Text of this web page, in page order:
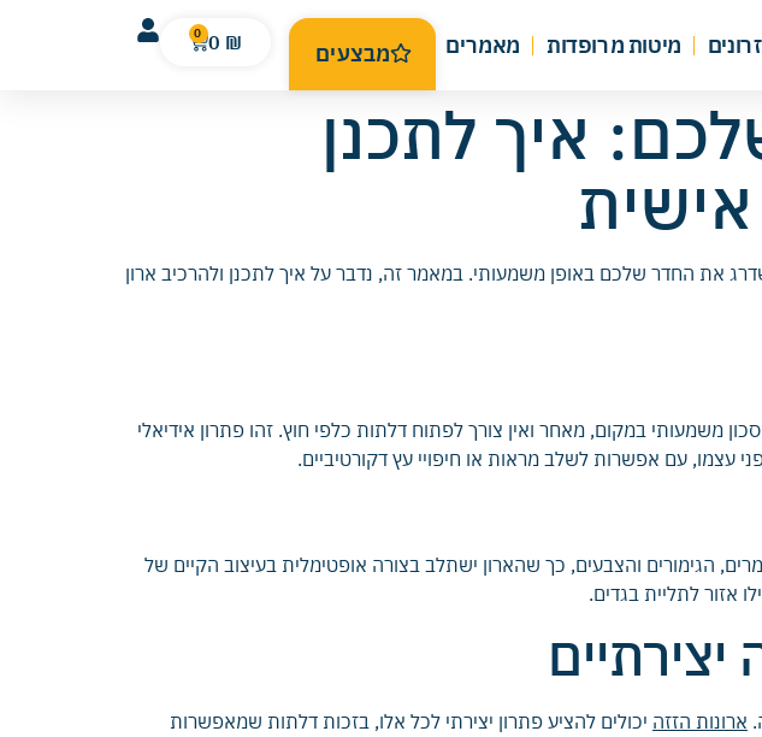
מיטות מרופדות מאמרים מבצעים 0 ₪
0
איך לתכנן
את החדר שלכם באופן משמעותי. במאמר זה, נדבר על איך לתכנן ולהרכיב ארון
משמעותי במקום, מאחר ואין צורך לפתוח דלתות כלפי חוץ. זהו פתרון אידיאלי
עצמו, עם אפשרות לשלב מראות או חיפויי עץ דקורטיביים.
הגימורים והצבעים, כך שהארון ישתלב בצורה אופטימלית בעיצוב הקיים של
אזור לתליית בגדים.
ארונות הזזה יכולים להציע פתרון יצירתי לכל אלו, בזכות דלתות שמאפשרות